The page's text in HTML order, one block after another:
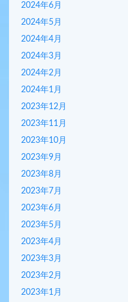
2024年6月
2024年5月
2024年4月
2024年3月
2024年2月
2024年1月
2023年12月
2023年11月
2023年10月
2023年9月
2023年8月
2023年7月
2023年6月
2023年5月
2023年4月
2023年3月
2023年2月
2023年1月